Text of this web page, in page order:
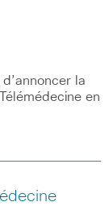
la
en